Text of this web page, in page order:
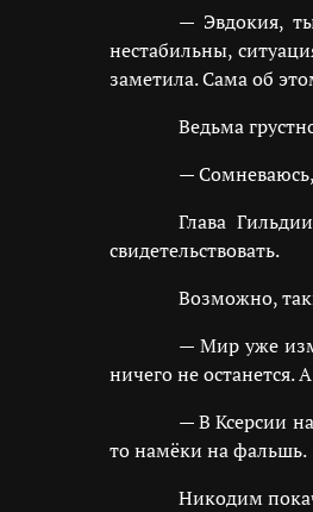
— Эвдокия,
нестабильны,
заметила. Сама об
Ведьма
—
Глава
свидетельствовать.
Возможно,
— Мир уже
ничего не
— В Ксерсии
то намёки на фальшь.
Никодим